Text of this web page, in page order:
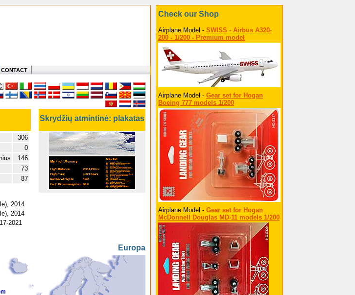
CONTACT
Skrydžių atmintinė: plakatas
306
0
146
73
87
2014
2014
2021
Europa
Check our Shop
Airplane Model - SWISS - Airbus A320-
200 - 1/200 - Premium model
Airplane Model - Gear set for Hogan
Boeing 777 models 1/200
Airplane Model - Gear set for Hogan
McDonnell Douglas MD-11 models 1/200